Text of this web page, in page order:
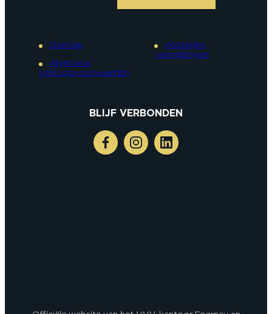
Sitemap
Algemene
verkoopvoorwaarden
Wettelijke
vermeldingen
BLIJF VERBONDEN